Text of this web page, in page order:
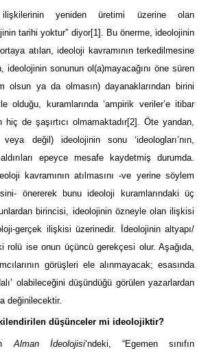
yeniden üretimi üzerine olan
tarihi yoktur” diyor[1] . Bu önerme, ideolojinin
ortaya atılan, ideoloji kavramının terkedilmesine
ideolojinin sonunun ol(a)mayacağını öne süren
olsun ya da olmasın) dayanaklarından birini
olduğu, kuramlarında ‘ampirik veriler’e itibar
de şaşırtıcı olmamaktadır[2] . Öte yandan,
değil) ideolojinin sonu ‘ideologları’nın,
epeyce mesafe kaydetmiş durumda.
kavramının atılmasını -ve yerine söylem
önererek bunu ideoloji kuramlarındaki üç
birincisi, ideolojinin özneyle olan ilişkisi
gerçek ilişkisi üzerinedir. İdeolojinin altyapı/
rolü ise onun üçüncü gerekçesi olur. Aşağıda,
görüşleri ele alınmayacak; esasında
olabileceğini düşündüğü görülen yazarlardan
değinilecektir.
düşünceler mi ideolojiktir?
Alman İdeolojisi‘ndeki, “Egemen sınıfın